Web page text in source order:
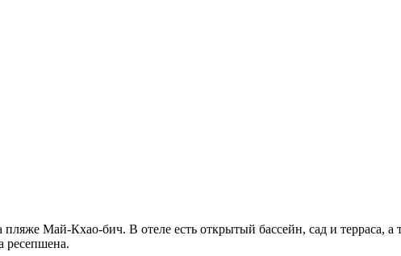
Май-Кхао-бич. В отеле есть открытый бассейн, сад и терраса,
ресепшена.